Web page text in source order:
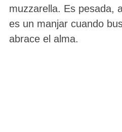
muzzarella. Es pesada,
es un manjar cuando
abrace el alma.